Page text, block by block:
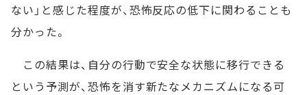
ない」と感じた程度が、恐怖反応の低下に関わることも
分かった。
この結果は、自分の行動で安全な状態に移行できる
という予測が、恐怖を消す新たなメカニズムになる可